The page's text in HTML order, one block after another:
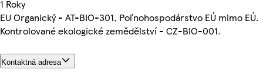
1 Roky
EU Organický - AT-BIO-301, Poľnohospodárstvo EÚ mimo EÚ.
Kontrolované ekologické zemědělství - CZ-BIO-001.
Kontaktná adresa